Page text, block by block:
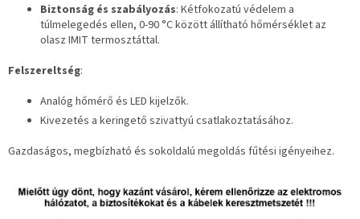
Biztonság és szabályozás: Kétfokozatú védelem a
túlmelegedés ellen, 0-90 °C között állítható hőmérséklet az
olasz IMIT termosztáttal.
Felszereltség:
Analóg hőmérő és LED kijelzők.
Kivezetés a keringető szivattyú csatlakoztatásához.
Gazdaságos, megbízható és sokoldalú megoldás fűtési igényeihez.